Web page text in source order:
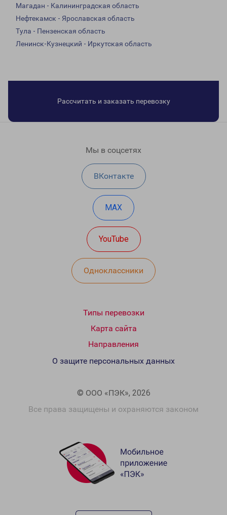
Магадан - Калининградская область
Нефтекамск - Ярославская область
Тула - Пензенская область
Ленинск-Кузнецкий - Иркутская область
Рассчитать и заказать перевозку
Мы в соцсетях
ВКонтакте
MAX
YouTube
Одноклассники
Типы перевозки
Карта сайта
Направления
© ООО «ПЭК», 2026
Все права защищены и охраняются законом
О защите персональных данных